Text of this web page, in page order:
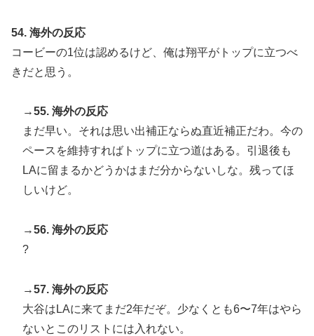
54. 海外の反応
コービーの1位は認めるけど、俺は翔平がトップに立つべ
きだと思う。
→55. 海外の反応
まだ早い。それは思い出補正ならぬ直近補正だわ。今の
ペースを維持すればトップに立つ道はある。引退後も
LAに留まるかどうかはまだ分からないしな。残ってほ
しいけど。
→56. 海外の反応
?
→57. 海外の反応
大谷はLAに来てまだ2年だぞ。少なくとも6〜7年はやら
ないとこのリストには入れない。